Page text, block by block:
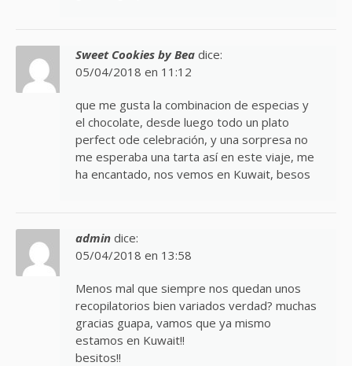
Sweet Cookies by Bea dice:
05/04/2018 en 11:12
que me gusta la combinacion de especias y
el chocolate, desde luego todo un plato
perfect ode celebración, y una sorpresa no
me esperaba una tarta así en este viaje, me
ha encantado, nos vemos en Kuwait, besos
admin dice:
05/04/2018 en 13:58
Menos mal que siempre nos quedan unos
recopilatorios bien variados verdad? muchas
gracias guapa, vamos que ya mismo
estamos en Kuwait!!
besitos!!